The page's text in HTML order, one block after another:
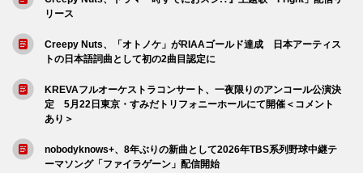
リース
Creepy Nuts、「オトノケ」がRIAAゴールド達成 日本アーティス
トの日本語詞曲として初の2曲目認定に
KREVAフルオーケストラコンサート、一夜限りのアンコール公演決
定 5月22日東京・すみだトリフォニーホールにて開催＜コメント
あり＞
nobodyknows+、8年ぶりの新曲として2026年TBS系列野球中継テ
ーマソング「ファイラゲーン」配信開始